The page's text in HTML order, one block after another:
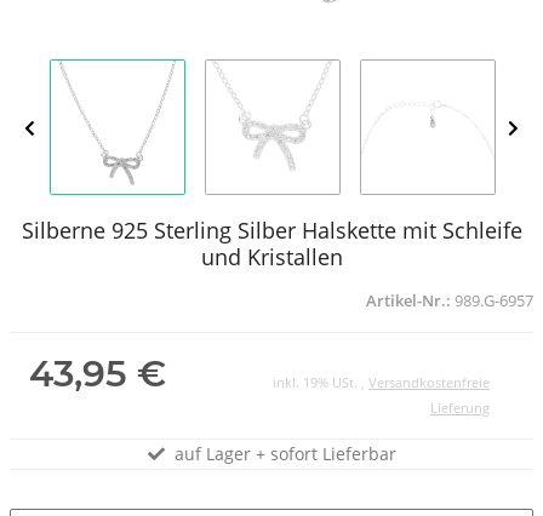
Silberne 925 Sterling Silber Halskette mit Schleife
und Kristallen
Artikel-Nr.: 989.G-6957
43,95 € inkl. 19% USt. , Versandkostenfreie
Lieferung
auf Lager + sofort Lieferbar